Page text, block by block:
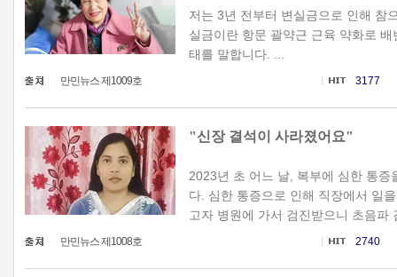
저는 3년 전부터 변실금으로 인해 참
실금이란 항문 괄약근 근육 약화로
태를 말합니다. ...
만민뉴스 제1009호 3177
"신장 결석이 사라졌어요"
2023년 초 어느 날, 복부에 심한 통
다. 심한 통증으로 인해 직장에서 일
고자 병원에 가서 검진받으니 초음파
만민뉴스 제1008호 2740